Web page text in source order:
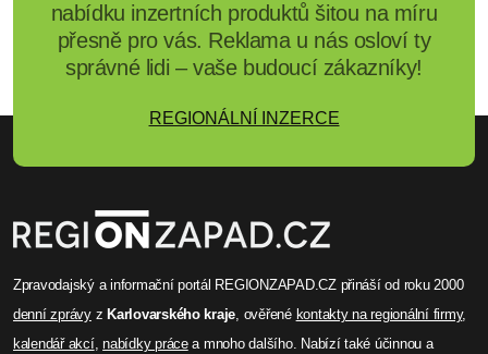
nabídku inzertních produktů šitou na míru
přesně pro vás. Reklama u nás osloví ty
správné lidi – vaše budoucí zákazníky!
REGIONÁLNÍ INZERCE
Zpravodajský a informační portál REGIONZAPAD.CZ přináší od roku 2000
denní zprávyz Karlovarského kraje, ověřené kontakty na regionální firmy,
kalendář akcí,nabídky prácea mnoho dalšího. Nabízí také účinnou a